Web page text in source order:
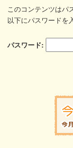
このコンテンツはパ
以下にパスワードを
パスワード: